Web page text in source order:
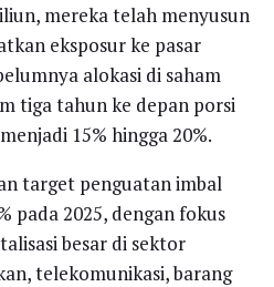
mereka telah menyusun
eksposur ke pasar
alokasi di saham
tiga tahun ke depan porsi
15% hingga 20%.
target penguatan imbal
pada 2025, dengan fokus
besar di sektor
telekomunikasi, barang